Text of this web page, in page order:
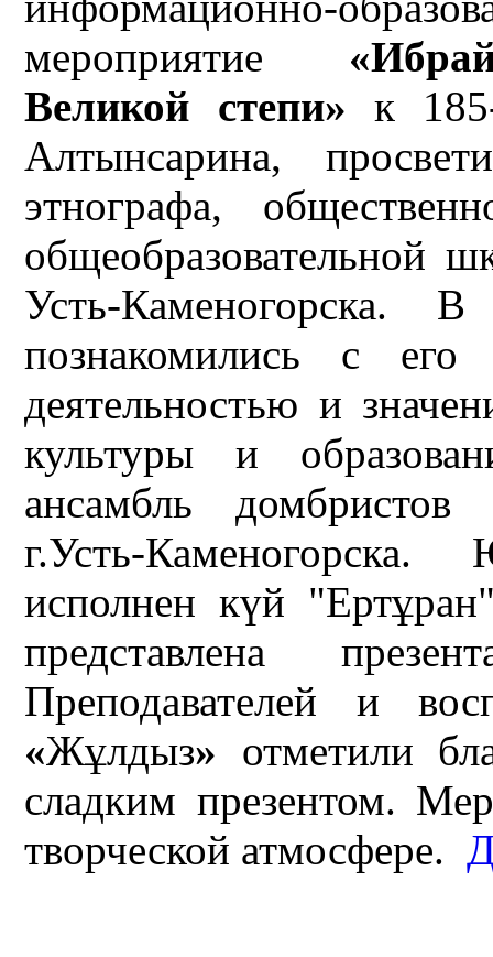
мероприятие
Великой степи» к
Алтынсарина,
этнографа,
Усть-Каменогорска.
познакомились с его
деятельностью и
культуры и
ансамбль
г.Усть-
исполнен күй
представлена
Преподавателей и
«Жұлдыз» отметили
сладким презентом.
творческой атмосфере.